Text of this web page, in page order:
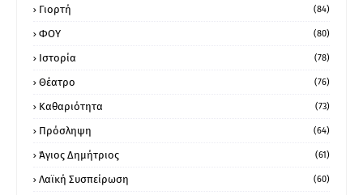
Γιορτή (84)
ΦΟΥ (80)
Ιστορία (78)
Θέατρο (76)
Καθαριότητα (73)
Πρόσληψη (64)
Άγιος Δημήτριος (61)
Λαϊκή Συσπείρωση (60)